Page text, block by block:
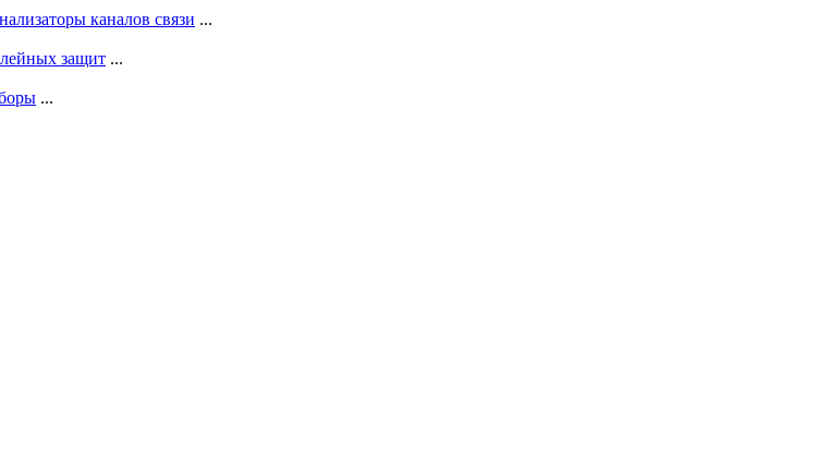
каналов связи ...
защит ...
...